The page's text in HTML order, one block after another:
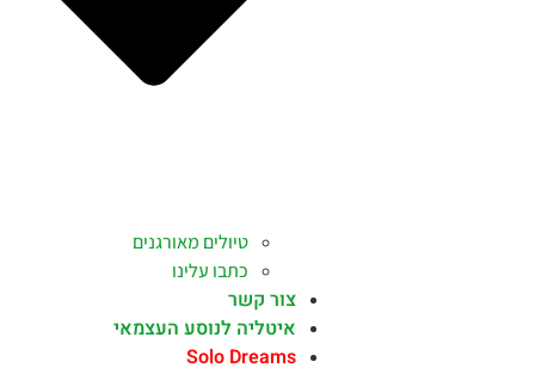
טיולים מאורגנים
כתבו עלינו
צור קשר
איטליה לנוסע העצמאי
Solo Dreams